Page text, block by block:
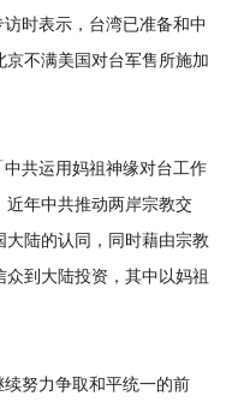
时表示，台湾已准备和中
京不满美国对台军售所施加
共运用妈祖神缘对台工作
近年中共推动两岸宗教交
陆的认同，同时藉由宗教
到大陆投资，其中以妈祖
努力争取和平统一的前